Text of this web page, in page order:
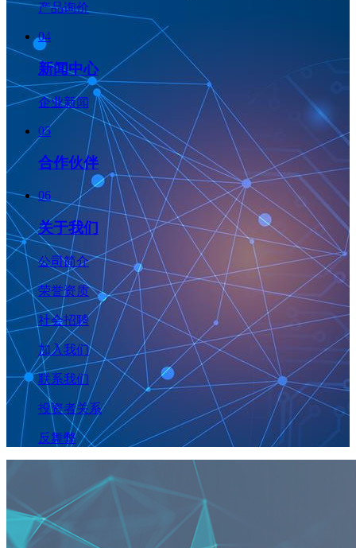
产品询价
04
新闻中心
企业新闻
05
合作伙伴
06
关于我们
公司简介
荣誉资质
社会招聘
加入我们
联系我们
投资者关系
反舞弊